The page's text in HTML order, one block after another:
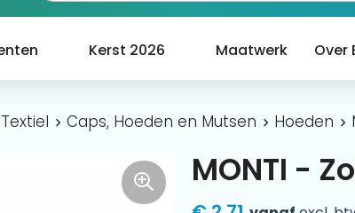
Kerst 2026 Maatwerk Over
Caps, Hoeden en Mutsen Hoeden
MONTI -